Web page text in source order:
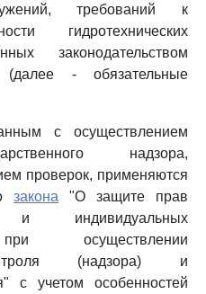
требований к
гидротехнических
законодательством
(далее - обязательные
с осуществлением
надзора,
проверок, применяются
закона "О защите прав
индивидуальных
осуществлении
(надзора) и
с учетом особенностей